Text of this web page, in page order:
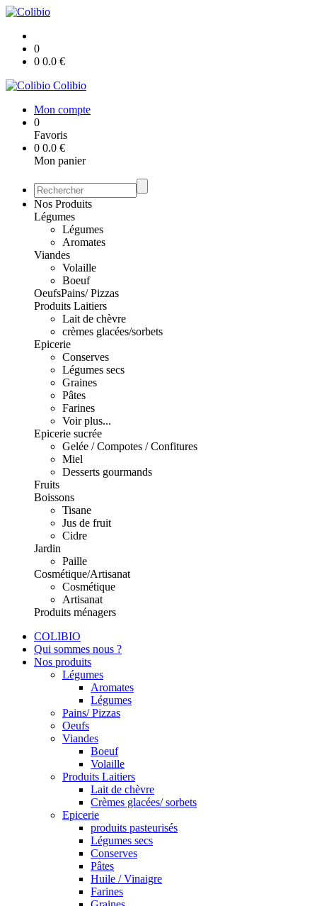
0
0 0.0 €
Colibio
Mon compte
0
Favoris
0 0.0 €
Mon panier
Nos Produits
Légumes
Légumes
Aromates
Viandes
Volaille
Boeuf
OeufsPains/ Pizzas
Produits Laitiers
Lait de chèvre
crèmes glacées/sorbets
Epicerie
Conserves
Légumes secs
Graines
Pâtes
Farines
Voir plus...
Epicerie sucrée
Gelée / Compotes / Confitures
Miel
Desserts gourmands
Fruits
Boissons
Tisane
Jus de fruit
Cidre
Jardin
Paille
Cosmétique/Artisanat
Cosmétique
Artisanat
Produits ménagers
COLIBIO
Qui sommes nous ?
Nos produits
Légumes
Aromates
Légumes
Pains/ Pizzas
Oeufs
Viandes
Boeuf
Volaille
Produits Laitiers
Lait de chèvre
Crèmes glacées/ sorbets
Epicerie
produits pasteurisés
Légumes secs
Conserves
Pâtes
Huile / Vinaigre
Farines